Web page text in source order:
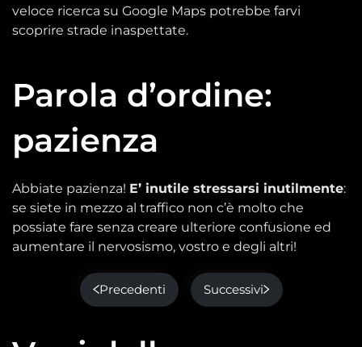
veloce ricerca su Google Maps potrebbe farvi
scoprire strade inaspettate.
Parola d’ordine:
pazienza
Abbiate pazienza! E’ inutile stressarsi inutilmente:
se siete in mezzo al traffico non c’è molto che
possiate fare senza creare ulteriore confusione ed
aumentare il nervosismo, vostro e degli altri!
Precedenti Successivi